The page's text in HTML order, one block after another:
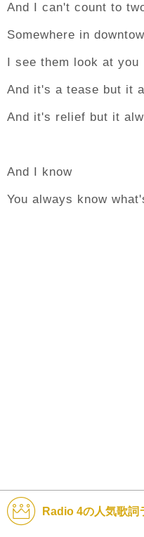
And I can't count to
Somewhere in
I see them look at you
And it's a tease but it
And it's relief but it
And I know
You always know
Radio 4の人気歌詞